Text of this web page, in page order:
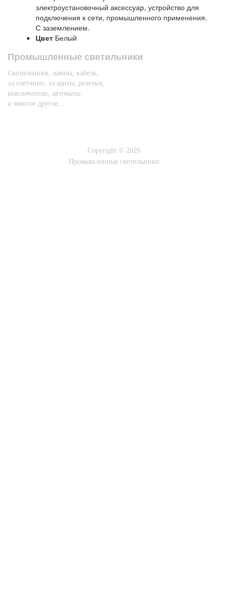
электроустановочный аксессуар, устройство для
подключения к сети, промышленного применения.
С заземлением.
Цвет Белый
Промышленные светильники
Светильники, лампы, кабель,
эл.счетчики, эл.щиты, розетки,
выключатели, автоматы
и многое другое...
Copyright © 2026
Промышленные светильники